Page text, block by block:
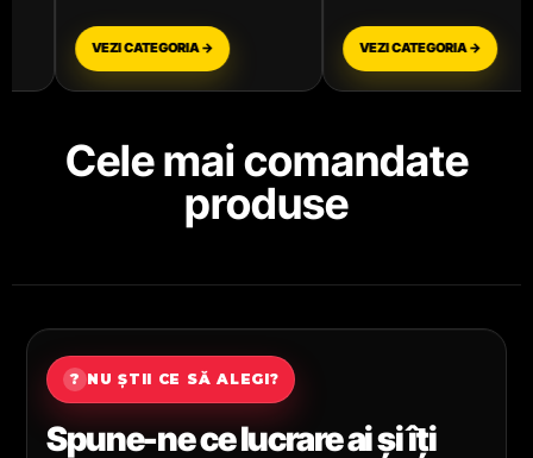
VEZI CATEGORIA → VEZI CATEGORIA →
Cele mai comandate
produse
? NU ȘTII CE SĂ ALEGI?
Spune-ne ce lucrare ai și îți